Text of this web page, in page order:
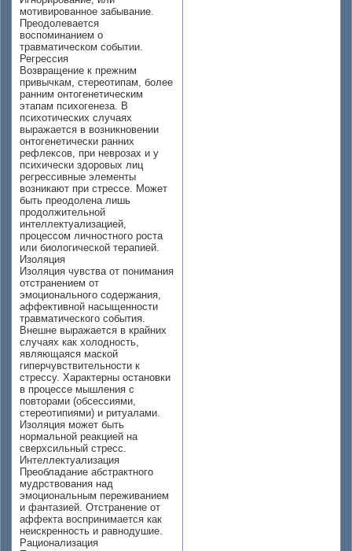
мотивированное забывание.
Преодолевается
воспоминанием о
травматическом событии.
Регрессия
Возвращение к прежним
привычкам, стереотипам, более
ранним онтогенетическим
этапам психогенеза. В
психотических случаях
выражается в возникновении
онтогенетически ранних
рефлексов, при неврозах и у
психически здоровых лиц
регрессивные элементы
возникают при стрессе. Может
быть преодолена лишь
продолжительной
интеллектуализацией,
процессом личностного роста
или биологической терапией.
Изоляция
Изоляция чувства от понимания
отстранением от
эмоционального содержания,
аффективной насыщенности
травматического события.
Внешне выражается в крайних
случаях как холодность,
являющаяся маской
гиперчувствительности к
стрессу. Характерны остановки
в процессе мышления с
повторами (обсессиями,
стереотипиями) и ритуалами.
Изоляция может быть
нормальной реакцией на
сверхсильный стресс.
Интеллектуализация
Преобладание абстрактного
мудрствования над
эмоциональным переживанием
и фантазией. Отстранение от
аффекта воспринимается как
неискренность и равнодушие.
Рационализация